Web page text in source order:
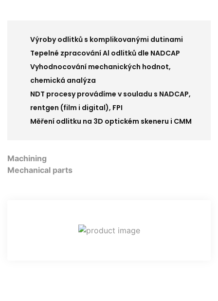
Výroby odlitků s komplikovanými dutinami
Tepelné zpracování Al odlitků dle NADCAP
Vyhodnocování mechanických hodnot,
chemická analýza
NDT procesy provádíme v souladu s NADCAP,
rentgen (film i digital), FPI
Měření odlitku na 3D optickém skeneru i CMM
Machining
Mechanical parts